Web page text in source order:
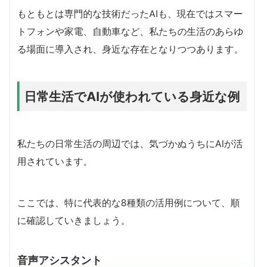
もともとは専門的な技術だったAIも、現在ではスマー
トフォンや家電、自動車など、私たちの生活のあらゆ
る場面に導入され、身近な存在となりつつあります。
日常生活でAIが使われている身近な例
私たちの日常生活の周辺では、気づかぬうちにAIが活
用されています。
ここでは、特に代表的な8種類の活用例について、順
に確認していきましょう。
音声アシスタント